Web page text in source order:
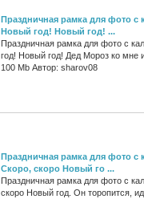
Праздничная рамка для фото с
Новый год! Новый год! ...
Праздничная рамка для фото с
год! Новый год! Дед Мороз ко мне
100 Mb Автор: sharov08
Праздничная рамка для фото с
Скоро, скоро Новый го ...
Праздничная рамка для фото с
скоро Новый год. Он торопится,